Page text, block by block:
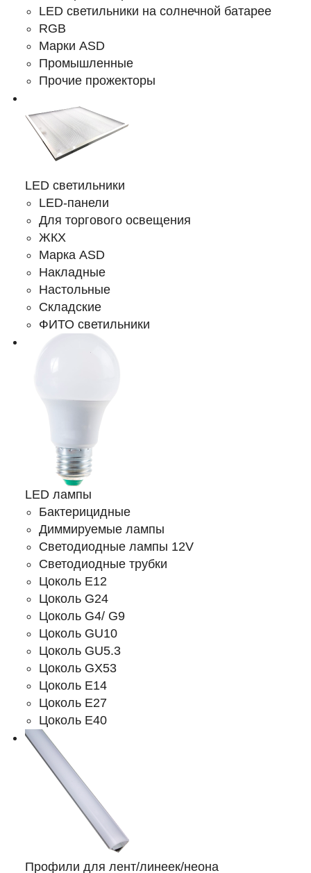
LED светильники на солнечной батарее
RGB
Марки ASD
Промышленные
Прочие прожекторы
LED светильники
LED-панели
Для торгового освещения
ЖКХ
Марка ASD
Накладные
Настольные
Складские
ФИТО светильники
LED лампы
Бактерицидные
Диммируемые лампы
Светодиодные лампы 12V
Светодиодные трубки
Цоколь E12
Цоколь G24
Цоколь G4/ G9
Цоколь GU10
Цоколь GU5.3
Цоколь GX53
Цоколь Е14
Цоколь Е27
Цоколь Е40
Профили для лент/линеек/неона